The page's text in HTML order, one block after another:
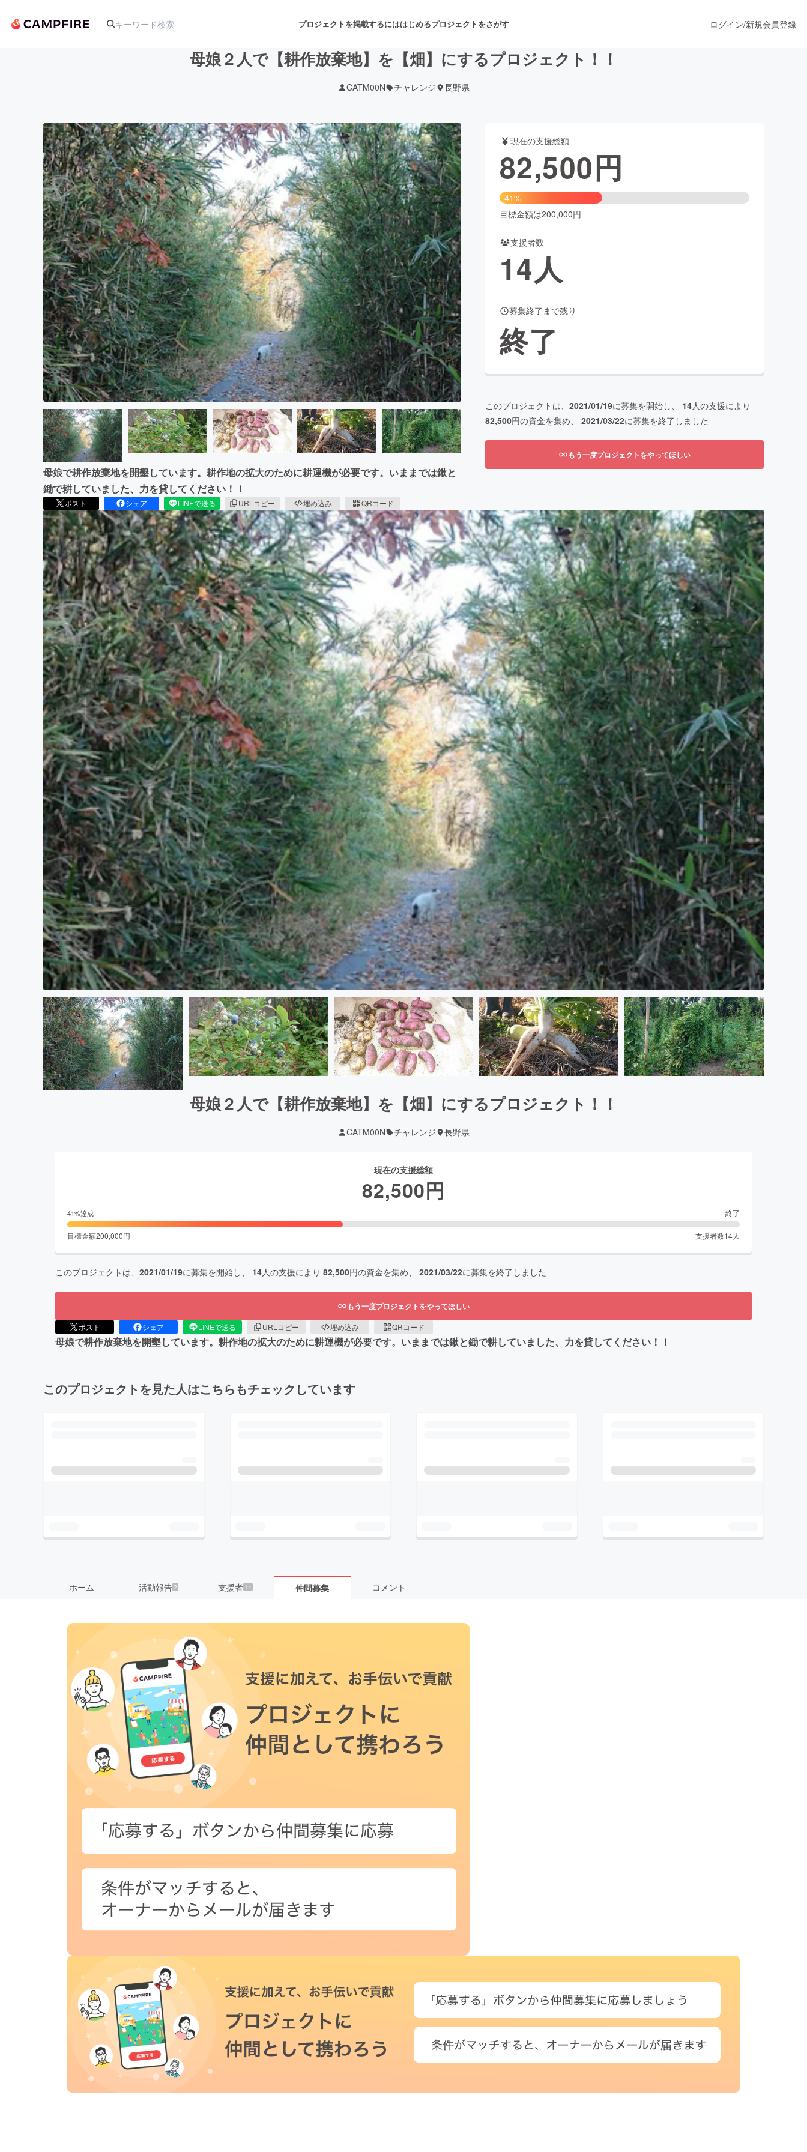
プロジェクトを掲載するにははじめるプロジェクトをさがす
アート・写真 音楽 舞台・パフォーマンス
テクノロジー・ガジェット ゲーム・サービス開発 フード・飲食店 ファッション
映像・映画 書籍・雑誌出版 アニメ・漫画
ビジネス・起業 チャレンジ ビューティー・ヘルスケア
まちづくり・地域活性化
CAMPFIRE for Social GoodCAMPFIRE Creation
CAMPFIREふるさと納税machi-yaコミュニティ
ログイン/新規会員登録
母娘２人で【耕作放棄地】を【畑】にするプロジェクト！！
CATM00N チャレンジ 長野県
母娘で耕作放棄地を開墾しています。耕作地の拡大のために耕運機が必要です。いままでは鍬と
鋤で耕していました、力を貸してください！！
ポスト シェア LINEで送る URLコピー 埋め込み QRコード
現在の支援総額
82,500円
41%
目標金額は200,000円
支援者数
14人
募集終了まで残り
終了
このプロジェクトは、 2021/01/19に募集を開始し、 14人の支援により
82,500円の資金を集め、 2021/03/22に募集を終了しました
もう一度プロジェクトをやってほしい
母娘２人で【耕作放棄地】を【畑】にするプロジェクト！！
CATM00N チャレンジ 長野県
現在の支援総額
82,500円
41%達成 終了
目標金額200,000円 支援者数14人
このプロジェクトは、 2021/01/19に募集を開始し、 14人の支援により 82,500円の資金を集め、 2021/03/22に募集を終了しました
もう一度プロジェクトをやってほしい
ポスト シェア LINEで送る URLコピー 埋め込み QRコード
母娘で耕作放棄地を開墾しています。耕作地の拡大のために耕運機が必要です。いままでは鍬と鋤で耕していました、力を貸してください！！
このプロジェクトを見た人はこちらもチェックしています
ホーム 活動報告2 支援者 14 仲間募集 コメント